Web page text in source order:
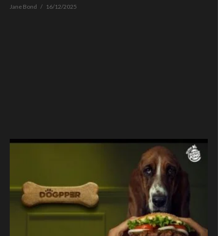
Jane Bond 16/12/2025